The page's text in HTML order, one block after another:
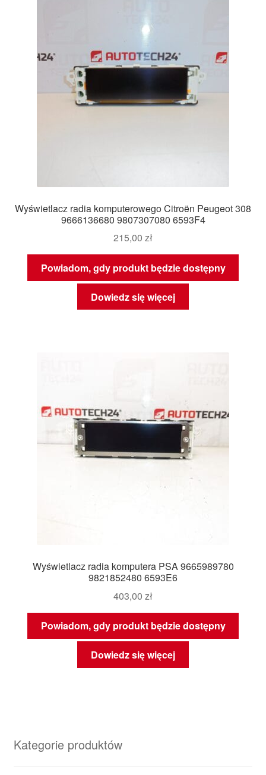
Wyświetlacz radia komputerowego Citroën Peugeot 308
9666136680 9807307080 6593F4
215,00 zł
Powiadom, gdy produkt będzie dostępny
Dowiedz się więcej
Wyświetlacz radia komputera PSA 9665989780
9821852480 6593E6
403,00 zł
Powiadom, gdy produkt będzie dostępny
Dowiedz się więcej
Kategorie produktów